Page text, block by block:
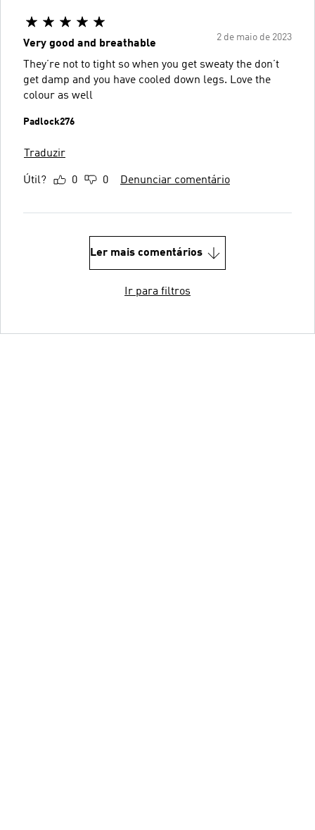
2 de maio de 2023
Very good and breathable
They’re not to tight so when you get sweaty the don’t
get damp and you have cooled down legs. Love the
colour as well
Padlock276
Traduzir
Útil? 0 0 Denunciar comentário
Ler mais comentários
Ir para filtros